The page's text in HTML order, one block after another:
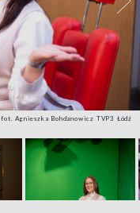
fot. Agnieszka Bohdanowicz TVP3 Łódź